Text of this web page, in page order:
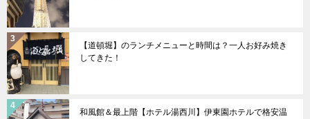
【道頓堀】のランチメニューと時間は？一人お好み焼き
してきた！
和風館＆最上階【ホテル湯西川】伊東園ホテルで格安温